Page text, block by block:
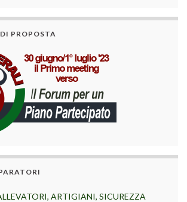
PROPOSTA
ARTIGIANI, SICUREZZA